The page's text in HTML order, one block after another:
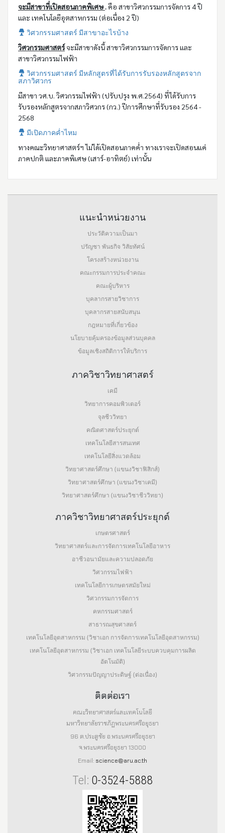
จะมีสาขาที่เปิดสอนภาคพิเศษ.คือ สาขาวิศวกรรมการจัดการ 4 ปี
และ เทคโนโลยีอุตสาหกรรม (ต่อเนื่อง 2 ปี)
วิศวกรรมศาสตร์ มีสาขาอะไรบ้าง
วิศวกรรมศาสตร์จะมีสาขาดังนี้ สาขาวิศวกรรมการจัดการ และ
สาขาวิศวกรรมไฟฟ้า
วิศวกรรมศาสตร์ มีหลักสูตรที่ได้รับการรับรองหลักสูตรจาก
สภาวิศวกร
มีสาขา วศ.บ. วิศวกรรมไฟฟ้า (ปรับปรุง พ.ศ.2564) ที่ได้รับการ
รับรองหลักสูตรจากสภาวิศวกร (กว.) ปีการศึกษาที่รับรอง 2564 -
2568
มีเปิดภาคค่ำไหม
ทางคณะวิทยาศาสตร์ฯ ไม่ได้เปิดสอนภาคค่ำ ทางเราจะเปิดสอนแค่
ภาคปกติ และภาคพิเศษ (เสาร์-อาทิตย์) เท่านั้น
แนะนำหน่วยงาน
ประวัติความเป็นมา
ปรัญชา พันธกิจ วิสัยทัศน์
โครงสร้างหน่วยงาน
คณะกรรมการประจำคณะ
คณะผู้บริหาร
บุคลากรสายวิชาการ
บุคลากรสายสนับสนุน
กฎหมายที่เกี่ยวข้อง
นโยบายคุ้มครองข้อมูลส่วนบุคคล
ข้อมูลเชิงสถิติการให้บริการ
ภาควิชาวิทยาศาสตร์
เคมี
วิทยาการคอมพิวเตอร์
จุลชีววิทยา
คณิตศาสตร์ประยุกต์
เทคโนโลยีสารสนเทศ
เทคโนโลยีสิ่งแวดล้อม
วิทยาศาสตร์ศึกษา (แขนงวิชาฟิสิกส์)
วิทยาศาสตร์ศึกษา (แขนงวิชาเคมี)
วิทยาศาสตร์ศึกษา (แขนงวิชาชีววิทยา)
ภาควิชาวิทยาศาสตร์ประยุกต์
เกษตรศาสตร์
วิทยาศาสตร์และการจัดการเทคโนโลยีอาหาร
อาชีวอนามัยและความปลอดภัย
วิศวกรรมไฟฟ้า
เทคโนโลยีการเกษตรสมัยใหม่
วิศวกรรมการจัดการ
คหกรรมศาสตร์
สาธารณสุขศาสตร์
เทคโนโลยีอุตสาหกรรม (วิชาเอก การจัดการเทคโนโลยีอุตสาหกรรม)
เทคโนโลยีอุตสาหกรรม (วิชาเอก เทคโนโลยีระบบควบคุมการผลิต
อัตโนมัติ)
วิศวกรรมปัญญาประดิษฐ์ (ต่อเนื่อง)
ติดต่อเรา
คณะวิทยาศาสตร์และเทคโนโลยี
มหาวิทยาลัยราชภัฏพระนครศรีอยุธยา
96 ต.ประตูชัย อ.พระนครศรีอยุธยา
จ.พระนครศรีอยุธยา 13000
Email: science@aru.ac.th
Tel: 0-3524-5888